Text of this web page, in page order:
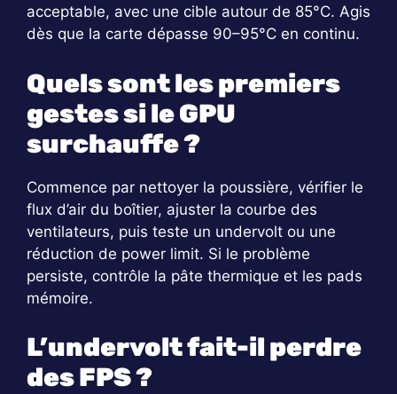
acceptable, avec une cible autour de 85°C. Agis
dès que la carte dépasse 90–95°C en continu.
Quels sont les premiers
gestes si le GPU
surchauffe ?
Commence par nettoyer la poussière, vérifier le
flux d’air du boîtier, ajuster la courbe des
ventilateurs, puis teste un undervolt ou une
réduction de power limit. Si le problème
persiste, contrôle la pâte thermique et les pads
mémoire.
L’undervolt fait-il perdre
des FPS ?